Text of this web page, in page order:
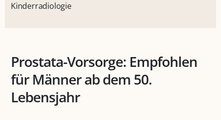
Kinderradiologie
Prostata-Vorsorge: Empfohlen
für Männer ab dem 50.
Lebensjahr